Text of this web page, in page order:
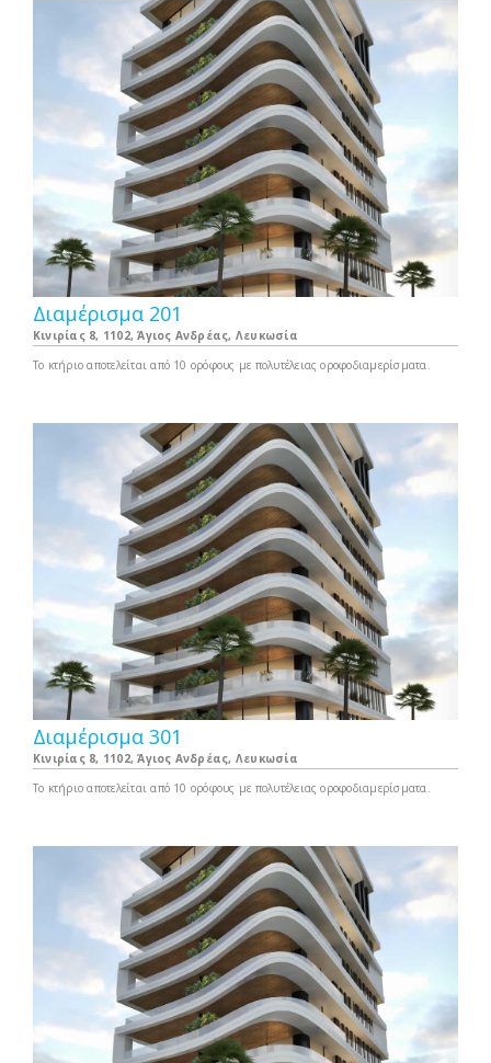
Διαμέρισμα 201
Κινιρίας 8, 1102, Άγιος Ανδρέας, Λευκωσία
Το κτήριο αποτελείται από 10 ορόφους με πολυτέλειας οροφοδιαμερίσματα.
Διαμέρισμα 301
Κινιρίας 8, 1102, Άγιος Ανδρέας, Λευκωσία
Το κτήριο αποτελείται από 10 ορόφους με πολυτέλειας οροφοδιαμερίσματα.